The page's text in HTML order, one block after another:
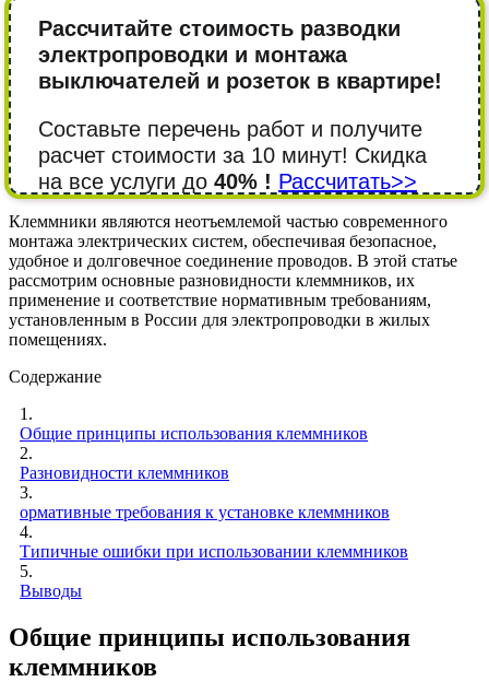
Рассчитайте стоимость разводки
электропроводки и монтажа
выключателей и розеток в квартире!
Составьте перечень работ и получите
расчет стоимости за 10 минут! Cкидка
на все услуги до 40% ! Рассчитать>>
Клеммники являются неотъемлемой частью современного
монтажа электрических систем, обеспечивая безопасное,
удобное и долговечное соединение проводов. В этой статье
рассмотрим основные разновидности клеммников, их
применение и соответствие нормативным требованиям,
установленным в России для электропроводки в жилых
помещениях.
Содержание
1.
Общие принципы использования клеммников
2.
Разновидности клеммников
3.
ормативные требования к установке клеммников
4.
Типичные ошибки при использовании клеммников
5.
Выводы
Общие принципы использования
клеммников